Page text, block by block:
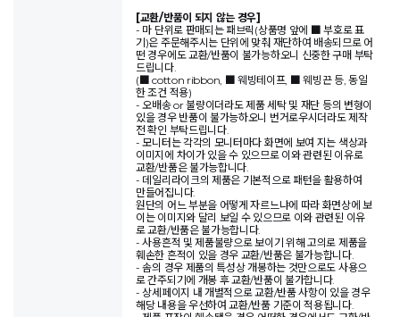
[교환/반품이 되지 않는 경우]
- 마 단위로 판매되는 패브릭(상품명 앞에 ■ 부호로 표
기)은 주문해주시는 단위에 맞춰 재단하여 배송되므로 어
떤 경우에도 교환/반품이 불가능하오니 신중한 구매 부탁
드립니다.
(■ cotton ribbon, ■ 웨빙테이프, ■ 웨빙끈 등, 동일
한 조건 적용)
- 오배송 or 불량이더라도 제품 세탁 및 재단 등의 변형이
있을 경우 반품이 불가능하오니 번거로우시더라도 제작
전 확인 부탁드립니다.
- 모니터는 각각의 모니터마다 화면에 보여 지는 색상과
이미지에 차이가 있을 수 있으므로 이와 관련된 이유로
교환/반품은 불가능합니다.
- 데일리라이크의 제품은 기본적으로 패턴을 활용하여
만들어집니다.
원단의 어느 부분을 어떻게 자르느냐에 따라 화면상에 보
이는 이미지와 달리 보일 수 있으므로 이와 관련된 이유
로 교환/반품은 불가능합니다.
- 사용흔적 및 제품불량으로 보이기 위해 고의로 제품을
훼손한 흔적이 있을 경우 교환/반품은 불가능합니다.
- 솜의 경우 제품의 특성상 개봉하는 것만으로도 사용으
로 간주되기에 개봉 후 교환/반품이 불가합니다.
- 상세페이지 내 개별적으로 교환/반품 사항이 있을 경우
해당 내용을 우선하여 교환/반품 기준이 적용됩니다.